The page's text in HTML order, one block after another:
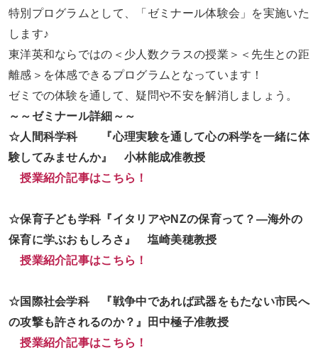
特別プログラムとして、「ゼミナール体験会」を実施いた
します♪
東洋英和ならではの＜少人数クラスの授業＞＜先生との距
離感＞を体感できるプログラムとなっています！
ゼミでの体験を通して、疑問や不安を解消しましょう。
～～ゼミナール詳細～～
☆人間科学科 『心理実験を通して心の科学を一緒に体
験してみませんか』 小林能成准教授
授業紹介記事はこちら！
☆保育子ども学科『イタリアやNZの保育って？―海外の
保育に学ぶおもしろさ』 塩崎美穂教授
授業紹介記事はこちら！
☆国際社会学科 『戦争中であれば武器をもたない市民へ
の攻撃も許されるのか？』田中極子准教授
授業紹介記事はこちら！